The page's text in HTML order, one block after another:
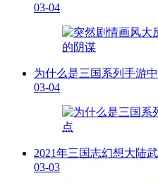
03-04
为什么是三国系列手游
03-04
2021年三国志幻想大陆
03-03